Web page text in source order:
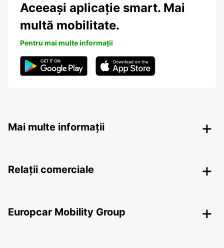
Aceeași aplicație smart. Mai
multă mobilitate.
Pentru mai multe informații
Mai multe informații
Relații comerciale
Europcar Mobility Group